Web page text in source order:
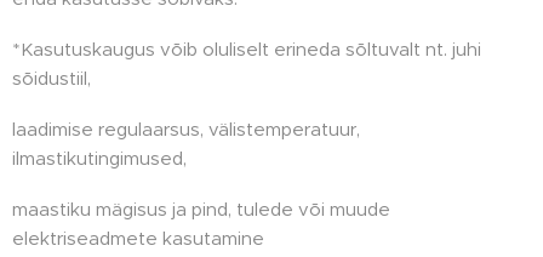
*Kasutuskaugus võib oluliselt erineda sõltuvalt nt. juhi
sõidustiil,
laadimise regulaarsus, välistemperatuur,
ilmastikutingimused,
maastiku mägisus ja pind, tulede või muude
elektriseadmete kasutamine